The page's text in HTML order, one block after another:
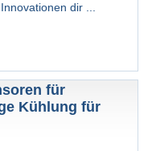
dir ...
für
Kühlung für